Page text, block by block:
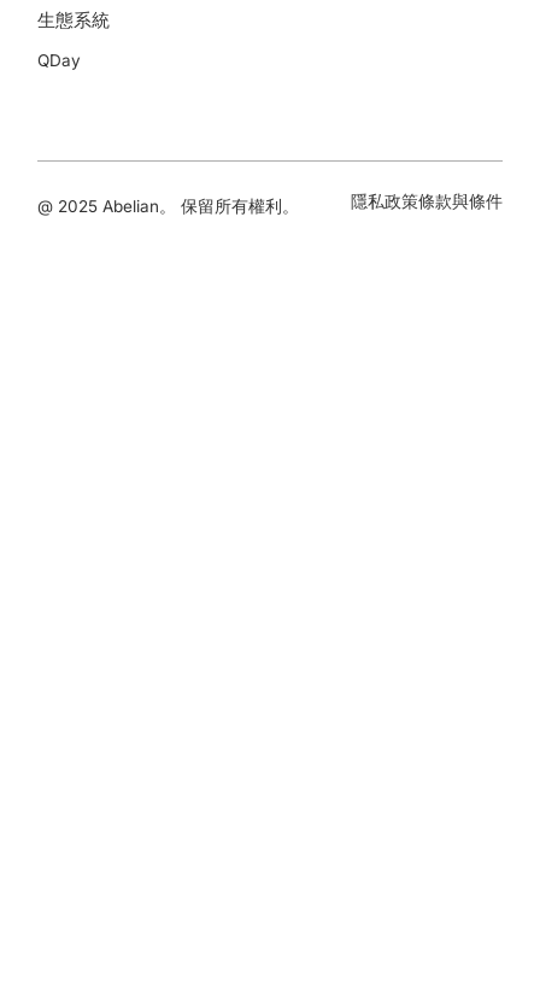
生態系統
QDay
@ 2025 Abelian。 保留所有權利。 隱私政策條款與條件